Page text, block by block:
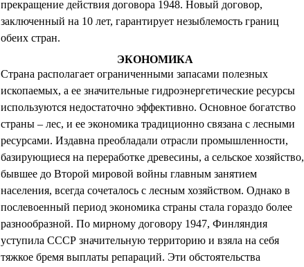
прекращение действия договора 1948. Новый договор,
заключенный на 10 лет, гарантирует незыблемость границ
обеих стран.
ЭКОНОМИКА
Страна располагает ограниченными запасами полезных
ископаемых, а ее значительные гидроэнергетические ресурсы
используются недостаточно эффективно. Основное богатство
страны – лес, и ее экономика традиционно связана с лесными
ресурсами. Издавна преобладали отрасли промышленности,
базирующиеся на переработке древесины, а сельское хозяйство,
бывшее до Второй мировой войны главным занятием
населения, всегда сочеталось с лесным хозяйством. Однако в
послевоенный период экономика страны стала гораздо более
разнообразной. По мирному договору 1947, Финляндия
уступила СССР значительную территорию и взяла на себя
тяжкое бремя выплаты репараций. Эти обстоятельства